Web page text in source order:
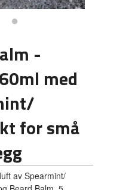
-
med
for små
av Spearmint/